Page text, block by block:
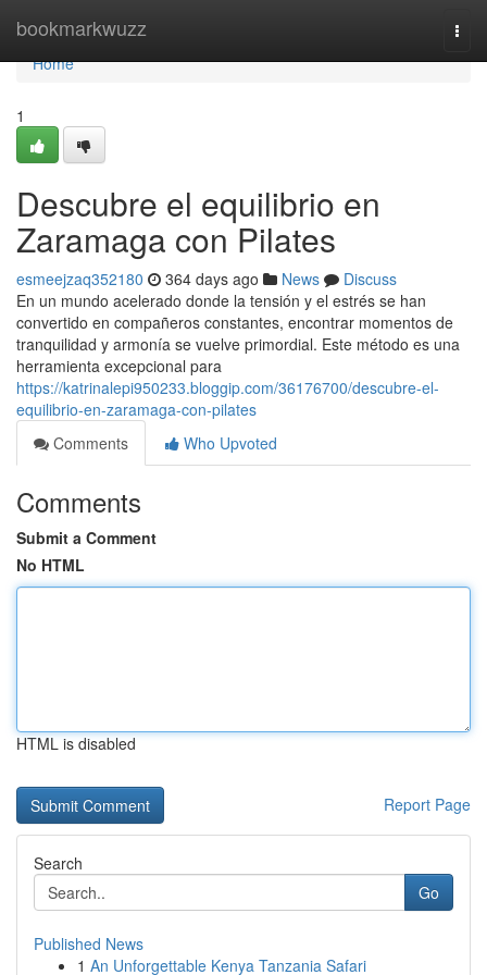
bookmarkwuzz
Home
Home
1
Descubre el equilibrio en
Zaramaga con Pilates
esmeejzaq352180 364 days ago News
Discuss
En un mundo acelerado donde la tensión y el estrés se han
convertido en compañeros constantes, encontrar momentos de
tranquilidad y armonía se vuelve primordial. Este método es una
herramienta excepcional para
https://katrinalepi950233.bloggip.com/36176700/descubre-el-
equilibrio-en-zaramaga-con-pilates
Comments
Who Upvoted
Comments
Submit a Comment
No HTML
HTML is disabled
Report Page
Search
Go
Published News
1 An Unforgettable Kenya Tanzania Safari